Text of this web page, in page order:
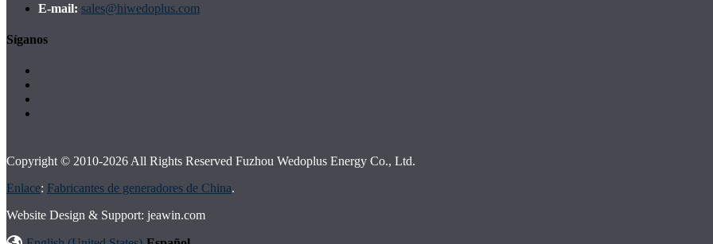
E-mail: sales@hiwedoplus.com
Síganos
Copyright © 2010-2026 All Rights Reserved Fuzhou Wedoplus Energy Co., Ltd.
Enlace: Fabricantes de generadores de China.
Website Design & Support: jeawin.com